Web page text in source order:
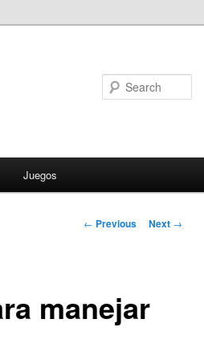
Juegos
Post
← Previous Next →
manejar